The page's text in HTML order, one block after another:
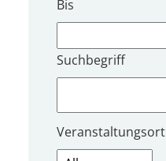
Bis
Suchbegriff
Veranstaltungsort